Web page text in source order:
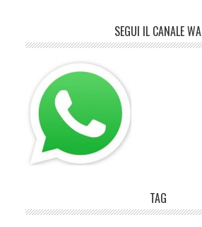
SEGUI IL CANALE WA
TAG